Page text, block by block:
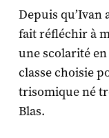
Depuis qu’Ivan
fait réfléchir à
une scolarité
classe choisie
trisomique né
Blas.